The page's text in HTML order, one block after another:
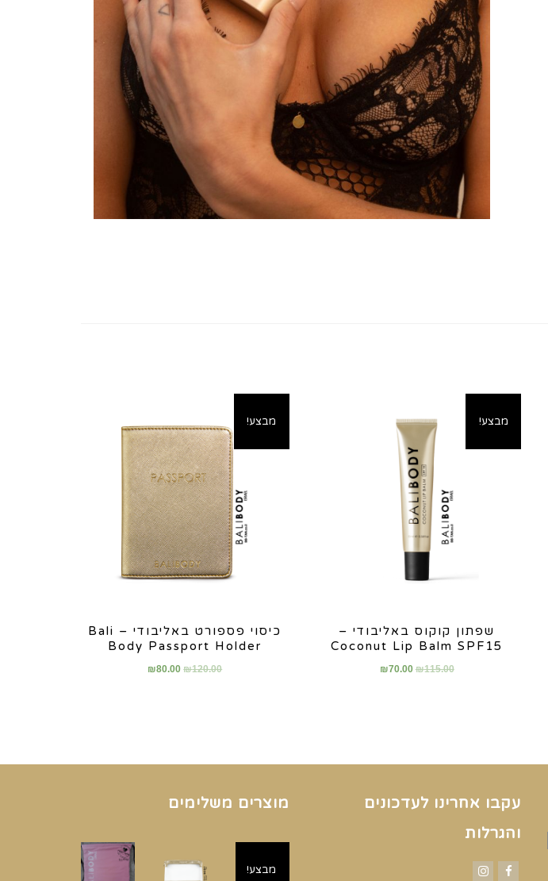
מבצע!
שפתון קוקוס באליבודי –
Coconut Lip Balm SPF15
₪115.00
₪70.00
מבצע!
כיסוי פספורט באליבודי – Bali
Body Passport Holder
₪120.00
₪80.00
עקבו אחרינו לעדכונים
והגרלות
מוצרים משלימים
מבצע!